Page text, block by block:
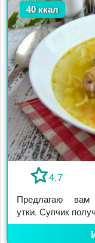
40 ккал
4.7
Предлагаю
утки. Супчик